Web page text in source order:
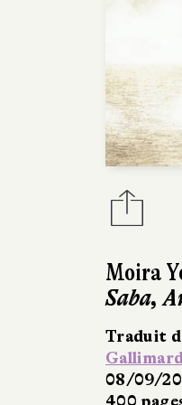
Moira
Saba,
Traduit
08/09/